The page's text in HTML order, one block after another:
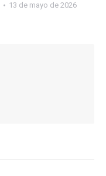
13 de mayo de 2026